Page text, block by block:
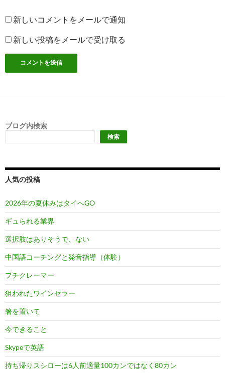
新しいコメントをメールで通知
新しい投稿をメールで受け取る
ブログ内検索
検索
人気の投稿
2026年の夏休みはタイへGO
ギュられる業界
選択肢はありそうで、ない
中国語コーチングと発音指導（体験）
プチクレーマー
狙われたワインセラー
箸を置いて
今できること
Skypeで英語
持ち帰りスシローは6人前適量100カンではなく80カン